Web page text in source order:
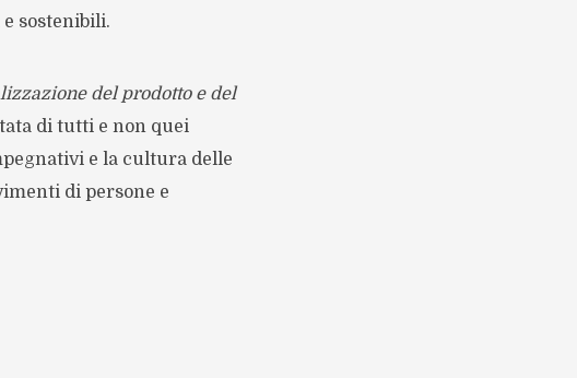
sostenibili.
del prodotto e del
di tutti e non quei
e la cultura delle
di persone e